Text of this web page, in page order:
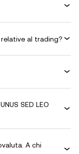
al trading?
SED LEO
A chi